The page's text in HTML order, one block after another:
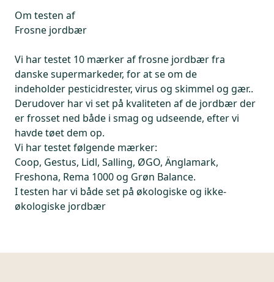
Om testen af
Frosne jordbær
Vi har testet 10 mærker af frosne jordbær fra
danske supermarkeder, for at se om de
indeholder pesticidrester, virus og skimmel og gær..
Derudover har vi set på kvaliteten af de jordbær der
er frosset ned både i smag og udseende, efter vi
havde tøet dem op.
Vi har testet følgende mærker:
Coop, Gestus, Lidl, Salling, ØGO, Änglamark,
Freshona, Rema 1000 og Grøn Balance.
I testen har vi både set på økologiske og ikke-
økologiske jordbær